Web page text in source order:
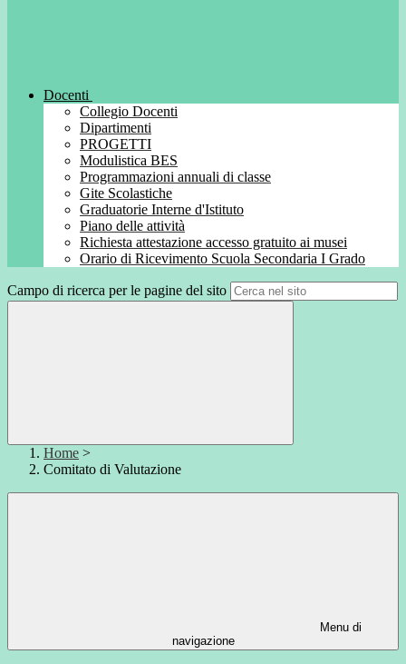
Docenti
Collegio Docenti
Dipartimenti
PROGETTI
Modulistica BES
Programmazioni annuali di classe
Gite Scolastiche
Graduatorie Interne d'Istituto
Piano delle attività
Richiesta attestazione accesso gratuito ai musei
Orario di Ricevimento Scuola Secondaria I Grado
Campo di ricerca per le pagine del sito
Home >
Comitato di Valutazione
Menu di
navigazione